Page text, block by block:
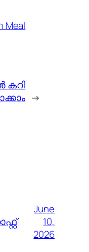
Meal
→
June
10,
2026